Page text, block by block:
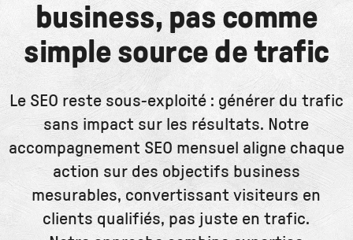
business, pas comme
simple source de trafic
Le SEO reste sous-exploité : générer du trafic
sans impact sur les résultats. Notre
accompagnement SEO mensuel aligne chaque
action sur des objectifs business
mesurables, convertissant visiteurs en
clients qualifiés, pas juste en trafic.